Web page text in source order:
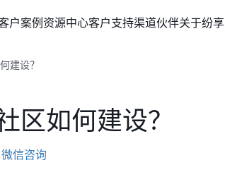
户案例资源中心客户支持渠道伙伴关于纷享
建设？
区如何建设？
微信咨询